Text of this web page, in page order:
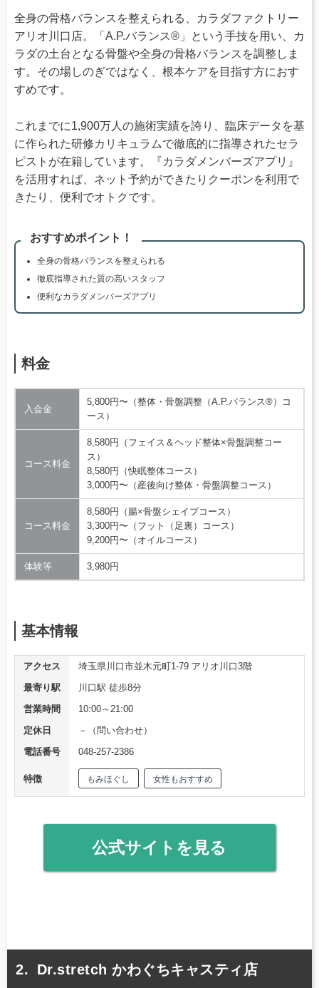
全身の骨格バランスを整えられる、カラダファクトリー
アリオ川口店。「A.P.バランス®」という手技を用い、カ
ラダの土台となる骨盤や全身の骨格バランスを調整しま
す。その場しのぎではなく、根本ケアを目指す方におす
すめです。
これまでに1,900万人の施術実績を誇り、臨床データを基
に作られた研修カリキュラムで徹底的に指導されたセラ
ピストが在籍しています。『カラダメンバーズアプリ』
を活用すれば、ネット予約ができたりクーポンを利用で
きたり、便利でオトクです。
おすすめポイント！
全身の骨格バランスを整えられる
徹底指導された質の高いスタッフ
便利なカラダメンバーズアプリ
料金
入会金
5,800円〜（整体・骨盤調整（A.P.バランス®）コ
ース）
コース料金
8,580円（フェイス＆ヘッド整体×骨盤調整コー
ス）
8,580円（快眠整体コース）
3,000円〜（産後向け整体・骨盤調整コース）
コース料金
8,580円（腸×骨盤シェイプコース）
3,300円〜（フット（足裏）コース）
9,200円〜（オイルコース）
体験等 3,980円
基本情報
アクセス
埼玉県川口市並木元町1-79 アリオ川口3階
最寄り駅
川口駅 徒歩8分
営業時間
10:00～21:00
定休日
－（問い合わせ）
電話番号
048-257-2386
特徴 もみほぐし 女性もおすすめ
公式サイトを見る
Dr.stretch かわぐちキャスティ店